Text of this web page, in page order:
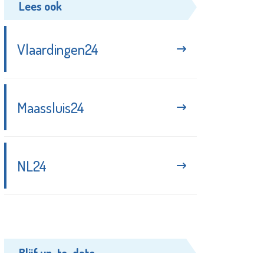
Lees ook
Vlaardingen24
Maassluis24
NL24
Blijf up-to-date